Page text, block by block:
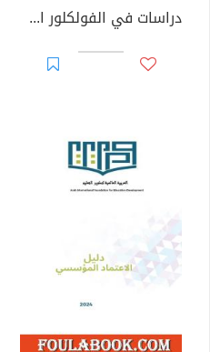
دراسات في الفولكلور الأردني